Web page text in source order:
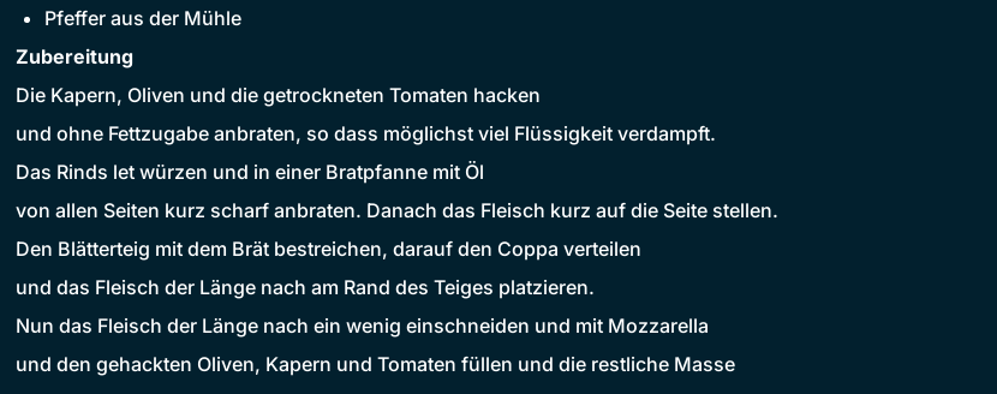
Pfeffer aus der Mühle
Zubereitung
Die Kapern, Oliven und die getrockneten Tomaten hacken
und ohne Fettzugabe anbraten, so dass möglichst viel Flüssigkeit verdampft.
Das Rinds let würzen und in einer Bratpfanne mit Öl
von allen Seiten kurz scharf anbraten. Danach das Fleisch kurz auf die Seite stellen.
Den Blätterteig mit dem Brät bestreichen, darauf den Coppa verteilen
und das Fleisch der Länge nach am Rand des Teiges platzieren.
Nun das Fleisch der Länge nach ein wenig einschneiden und mit Mozzarella
und den gehackten Oliven, Kapern und Tomaten füllen und die restliche Masse